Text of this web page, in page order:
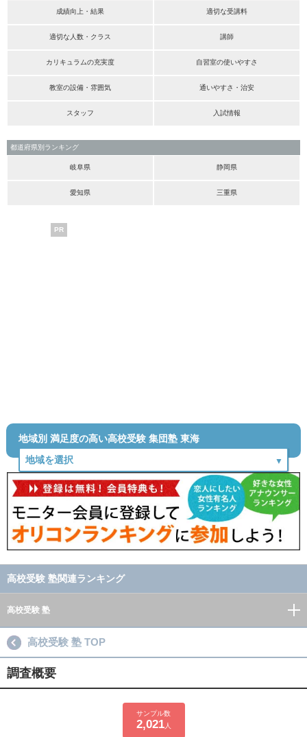
成績向上・結果 適切な受講料
適切な人数・クラス 講師
カリキュラムの充実度 自習室の使いやすさ
教室の設備・雰囲気 通いやすさ・治安
スタッフ 入試情報
都道府県別ランキング
岐阜県 静岡県
愛知県 三重県
PR
地域別 満足度の高い高校受験 集団塾 東海
高校受験 塾関連ランキング
高校受験 塾
高校受験 塾 TOP
調査概要
サンプル数
2,021人